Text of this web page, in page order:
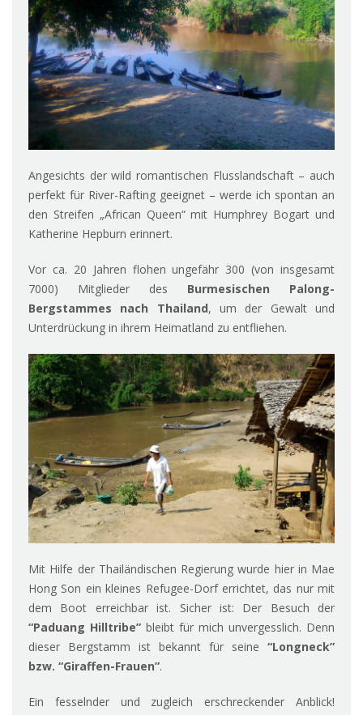
Angesichts der wild romantischen Flusslandschaft – auch
perfekt für River-Rafting geeignet – werde ich spontan an
den Streifen „African Queen“ mit Humphrey Bogart und
Katherine Hepburn erinnert.
Vor ca. 20 Jahren flohen ungefähr 300 (von insgesamt
7000) Mitglieder des Burmesischen Palong-
Bergstammes nach Thailand, um der Gewalt und
Unterdrückung in ihrem Heimatland zu entfliehen.
Mit Hilfe der Thailändischen Regierung wurde hier in Mae
Hong Son ein kleines Refugee-Dorf errichtet, das nur mit
dem Boot erreichbar ist. Sicher ist: Der Besuch der
“Paduang Hilltribe” bleibt für mich unvergesslich. Denn
dieser Bergstamm ist bekannt für seine “Longneck”
bzw. “Giraffen-Frauen”.
Ein fesselnder und zugleich erschreckender Anblick!